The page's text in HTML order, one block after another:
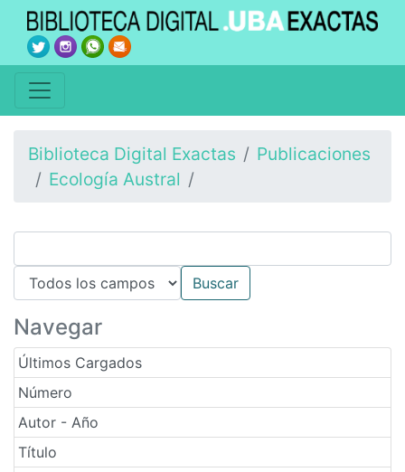
Biblioteca Digital Exactas
Publicaciones
Ecología Austral
Navegar
Últimos Cargados
Número
Autor - Año
Título